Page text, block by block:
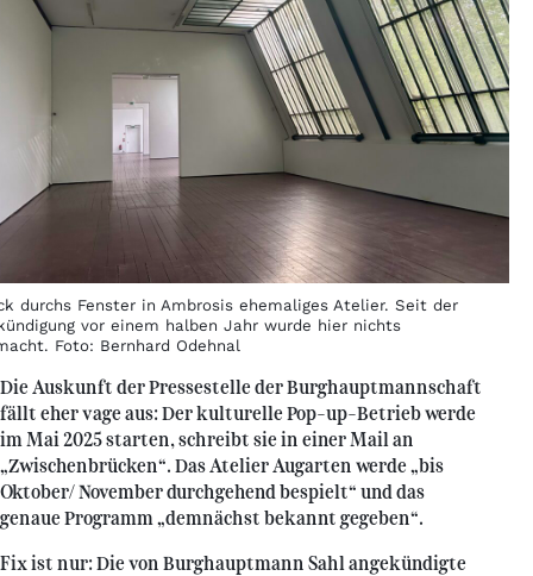
durchs Fenster in Ambrosis ehemaliges Atelier. Seit der
vor einem halben Jahr wurde hier nichts
Foto: Bernhard Odehnal
Die Auskunft der Pressestelle der Burghauptmannschaft
fällt eher vage aus: Der kulturelle Pop-up-Betrieb werde
im Mai 2025 starten, schreibt sie in einer Mail an
„Zwischenbrücken“. Das Atelier Augarten werde „bis
Oktober/ November durchgehend bespielt“ und das
genaue Programm „demnächst bekannt gegeben“.
Fix ist nur: Die von Burghauptmann Sahl angekündigte